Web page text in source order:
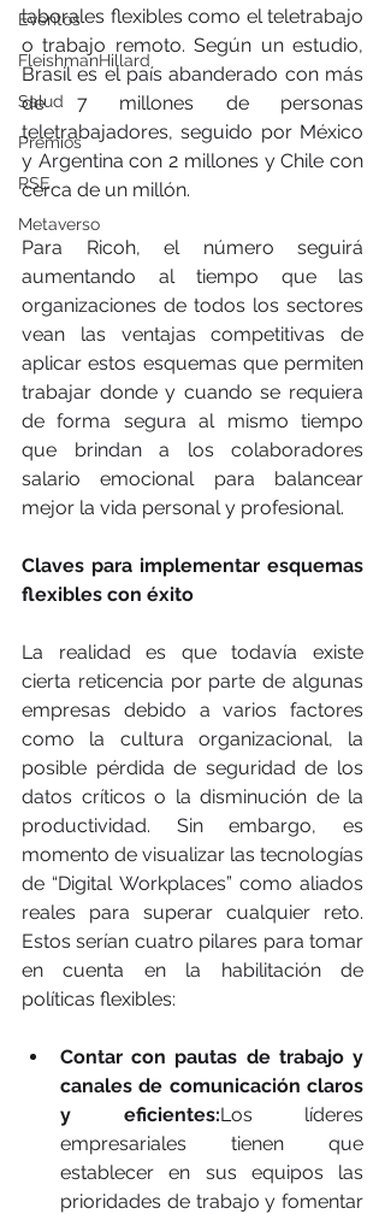
Eventos
FleishmanHillard
Salud
Premios
RSE
Metaverso
laborales flexibles como el teletrabajo
o trabajo remoto. Según un estudio,
Brasil es el país abanderado con más
de 7 millones de personas
teletrabajadores, seguido por México
y Argentina con 2 millones y Chile con
cerca de un millón.
Para Ricoh, el número seguirá
aumentando al tiempo que las
organizaciones de todos los sectores
vean las ventajas competitivas de
aplicar estos esquemas que permiten
trabajar donde y cuando se requiera
de forma segura al mismo tiempo
que brindan a los colaboradores
salario emocional para balancear
mejor la vida personal y profesional.
Claves para implementar esquemas
flexibles con éxito
La realidad es que todavía existe
cierta reticencia por parte de algunas
empresas debido a varios factores
como la cultura organizacional, la
posible pérdida de seguridad de los
datos críticos o la disminución de la
productividad. Sin embargo, es
momento de visualizar las tecnologías
de “Digital Workplaces” como aliados
reales para superar cualquier reto.
Estos serían cuatro pilares para tomar
en cuenta en la habilitación de
políticas flexibles:
Contar con pautas de trabajo y
canales de comunicación claros
y eficientes:Los líderes
empresariales tienen que
establecer en sus equipos las
prioridades de trabajo y fomentar